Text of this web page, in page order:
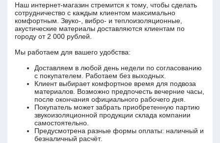
Наш интернет-магазин стремится к тому, чтобы сделать
сотрудничество с каждым клиентом максимально
комфортным. Звуко-, вибро- и теплоизоляционные,
акустические материалы доставляются клиентам по
городу от 2 000 рублей.
Мы работаем для вашего удобства:
Доставляем в любой день недели по согласованию
с покупателем. Работаем без выходных.
Клиент выбирает комфортное время для подвоза
материалов. Возможно предпочесть вечерние часы,
после окончания официального рабочего дня.
Покупатель может забрать приобретенную партию
звукоизоляционной продукции склада компании
самостоятельно.
Предусмотрена разные формы оплаты: наличный и
безналичный расчёт.